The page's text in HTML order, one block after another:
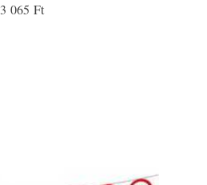
3 065 Ft